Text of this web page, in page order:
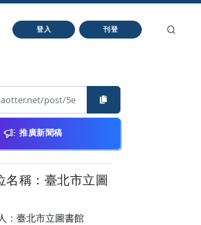
登入 刊登
推廣新聞稿
名稱：臺北市立圖
：臺北市立圖書館